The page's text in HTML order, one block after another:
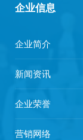
企业信息
企业简介
新闻资讯
企业荣誉
营销网络